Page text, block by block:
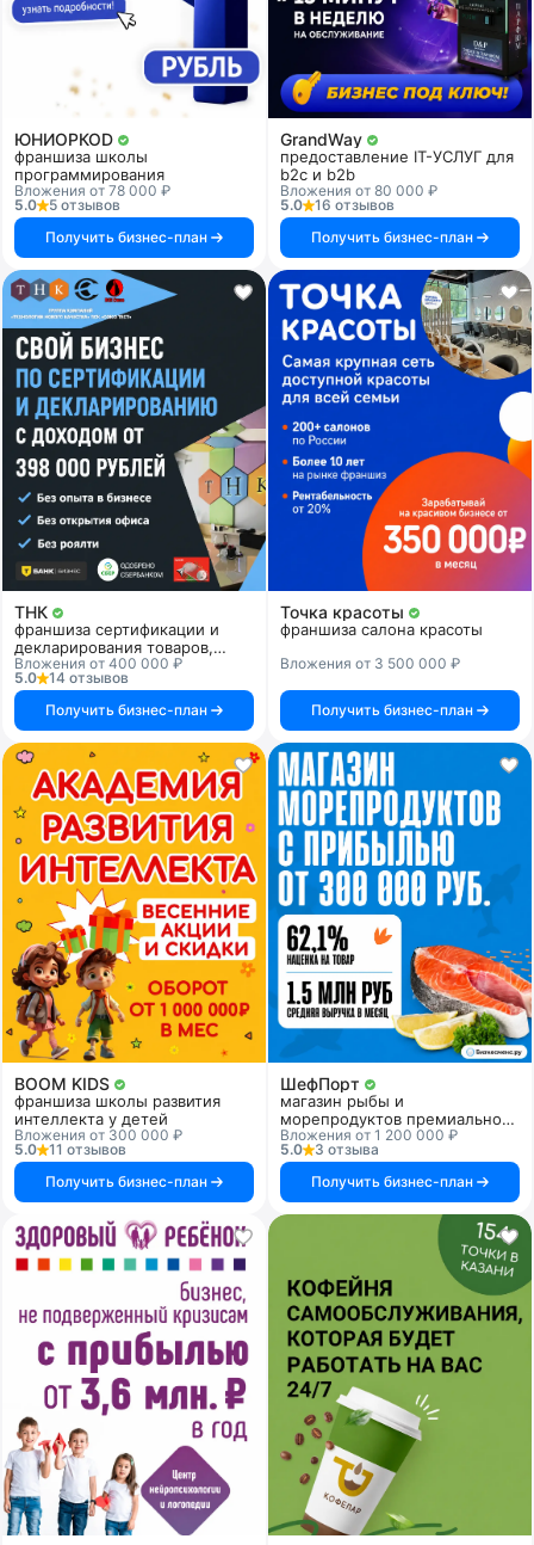
ЮНИОРКОD
франшиза школы
программирования
Вложения от 78 000 ₽
5.0
5 отзывов
Получить бизнес-план
GrandWay
предоставление IT-УСЛУГ для
b2c и b2b
Вложения от 80 000 ₽
5.0
16 отзывов
Получить бизнес-план
ТНК
франшиза сертификации и
декларирования товаров,
продукции и услуг
Вложения от 400 000 ₽
5.0
14 отзывов
Получить бизнес-план
Точка красоты
франшиза салона красоты
Вложения от 3 500 000 ₽
Получить бизнес-план
BOOM KIDS
франшиза школы развития
интеллекта у детей
Вложения от 300 000 ₽
5.0
11 отзывов
Получить бизнес-план
ШефПорт
магазин рыбы и
морепродуктов премиального
качества
Вложения от 1 200 000 ₽
5.0
3 отзыва
Получить бизнес-план